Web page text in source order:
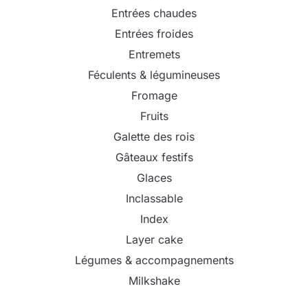
Entrées chaudes
Entrées froides
Entremets
Féculents & légumineuses
Fromage
Fruits
Galette des rois
Gâteaux festifs
Glaces
Inclassable
Index
Layer cake
Légumes & accompagnements
Milkshake